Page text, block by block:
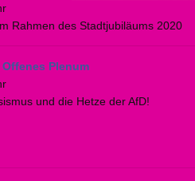
Rahmen des Stadtjubiläums 2020
Plenum
und die Hetze der AfD!